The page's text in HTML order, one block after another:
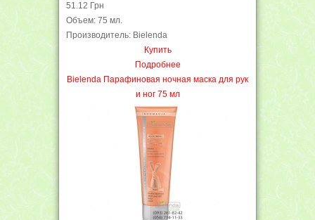
51.12 Грн
Объем: 75 мл.
Производитель: Bielenda
Купить
Подробнее
Bielenda Парафиновая ночная маска для рук
и ног 75 мл